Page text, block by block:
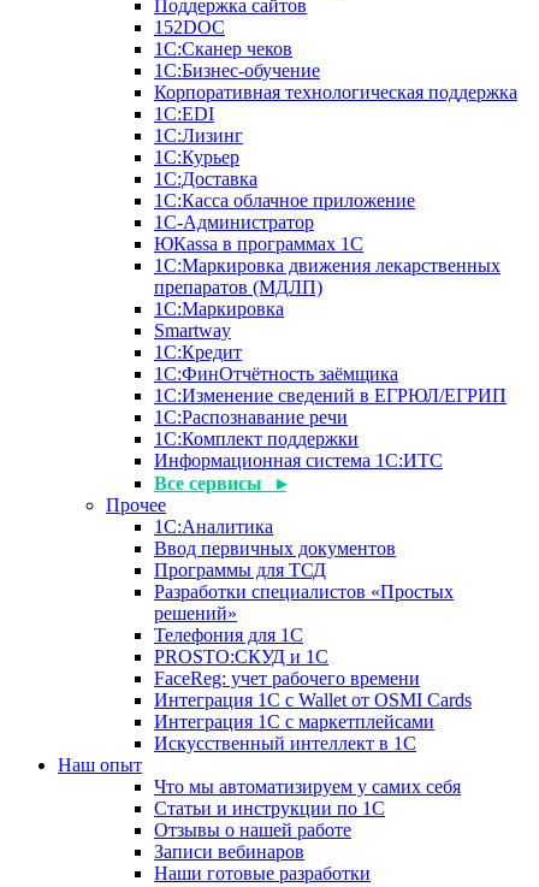
Поддержка сайтов
152DOC
1С:Сканер чеков
1С:Бизнес-обучение
Корпоративная технологическая поддержка
1С:ЕDI
1С:Лизинг
1С:Курьер
1С:Доставка
1С:Касса облачное приложение
1С-Администратор
ЮКаssа в программах 1С
1С:Маркировка движения лекарственных
препаратов (МДЛП)
1С:Маркировка
Smartway
1С:Кредит
1С:ФинОтчётность заёмщика
1С:Изменение сведений в ЕГРЮЛ/ЕГРИП
1С:Распознавание речи
1С:Комплект поддержки
Информационная система 1С:ИТС
Все сервисы ▸
Прочее
1С:Аналитика
Ввод первичных документов
Программы для ТСД
Разработки специалистов «Простых
решений»
Телефония для 1С
PROSTO:СКУД и 1С
FaceReg: учет рабочего времени
Интеграция 1С с Wallet от OSMI Cards
Интеграция 1С с маркетплейсами
Искусственный интеллект в 1С
Наш опыт
Что мы автоматизируем у самих себя
Статьи и инструкции по 1С
Отзывы о нашей работе
Записи вебинаров
Наши готовые разработки